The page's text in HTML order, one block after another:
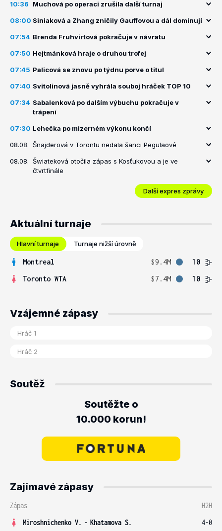
10:36 Muchová po operaci zrušila další turnaj
08:00 Siniaková a Zhang zničily Gauffovou a dál dominují
07:54 Brenda Fruhvirtová pokračuje v návratu
07:50 Hejtmánková hraje o druhou trofej
07:45 Palicová se znovu po týdnu porve o titul
07:40 Svitolinová jasně vyhrála souboj hráček TOP 10
07:34 Sabalenková po dalším výbuchu pokračuje v
trápení
07:30 Lehečka po mizerném výkonu končí
08.08. Šnajderová v Torontu nedala šanci Pegulaové
08.08. Šwiateková otočila zápas s Kosťukovou a je ve
čtvrtfinále
Další expres zprávy
Aktuální turnaje
Hlavní turnaje Turnaje nižší úrovně
Montreal $9.4M
10
Toronto WTA
$7.4M 10
Vzájemné zápasy
Soutěž
Soutěžte o
10.000 korun!
Zajímavé zápasy
Zápas
H2H
Miroshnichenko V. - Khatamova S.
4-0